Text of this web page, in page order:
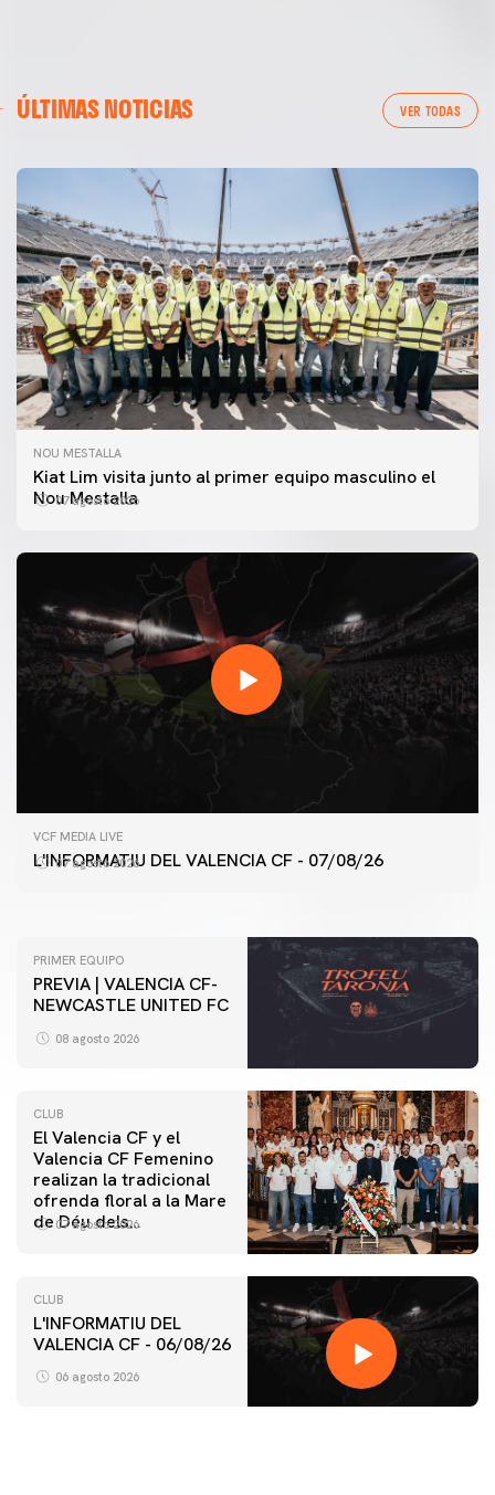
ÚLTIMAS NOTICIAS VER TODAS
NOU MESTALLA
Kiat Lim visita junto al primer equipo masculino el
Nou Mestalla
07 agosto 2026
VCF MEDIA LIVE
L'INFORMATIU DEL VALENCIA CF - 07/08/26
07 agosto 2026
PRIMER EQUIPO
ENTRENAMIENTO DEL VALENCIA CF 7/8/2026
PRIMER EQUIPO
PREVIA | VALENCIA CF-
NEWCASTLE UNITED FC
08 agosto 2026
CLUB
El Valencia CF y el
Valencia CF Femenino
realizan la tradicional
ofrenda floral a la Mare
de Déu dels
07 agosto 2026
CLUB
L'INFORMATIU DEL
VALENCIA CF - 06/08/26
06 agosto 2026